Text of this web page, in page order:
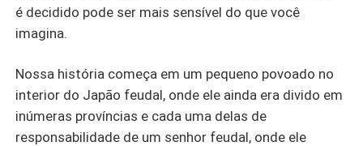
é decidido pode ser mais sensível do que você
imagina.
Nossa história começa em um pequeno povoado no
interior do Japão feudal, onde ele ainda era divido em
inúmeras províncias e cada uma delas de
responsabilidade de um senhor feudal, onde ele